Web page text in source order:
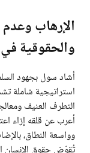
الإرهاب وعدم
والحقوقية
أشاد سول بجهود
استراتيجية شاملة
التطرف العنيف
أعرب عن قلقه إزاء
وواسعة النطاق،